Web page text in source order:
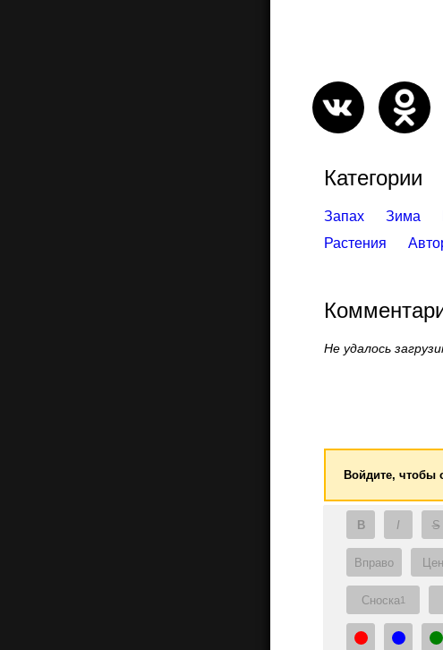
Категории
Запах Зима
Растения
Не удалось
Войдите, чтобы
B I S
Вправо
Сноска1